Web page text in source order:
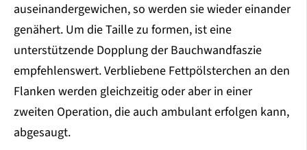
auseinandergewichen, so werden sie wieder einander
genähert. Um die Taille zu formen, ist eine
unterstützende Dopplung der Bauchwandfaszie
empfehlenswert. Verbliebene Fettpölsterchen an den
Flanken werden gleichzeitig oder aber in einer
zweiten Operation, die auch ambulant erfolgen kann,
abgesaugt.